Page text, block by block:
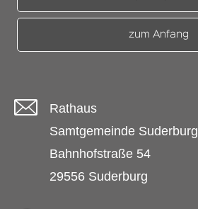
zum Anfang
Rathaus
Samtgemeinde Suderburg
Bahnhofstraße 54
29556 Suderburg